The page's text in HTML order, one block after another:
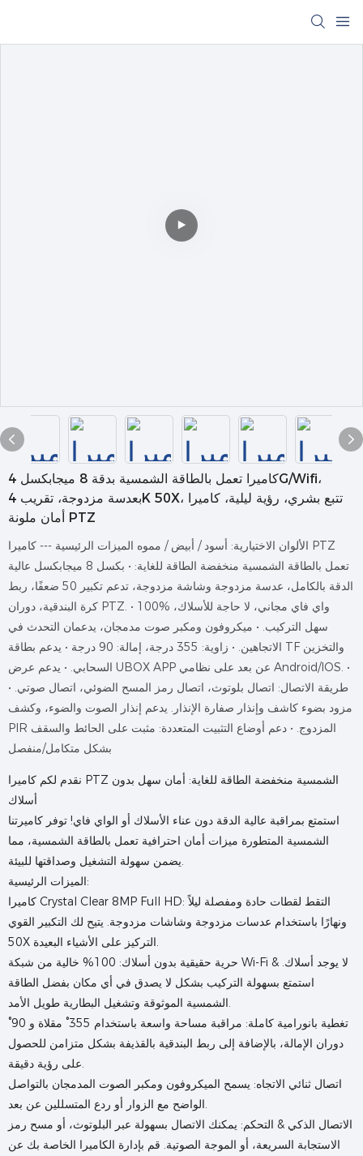
كاميرا تعمل بالطاقة الشمسية بدقة 8 ميجابكسل 4G/Wifi،
بعدسة مزدوجة، تقريب 4K 50X، تتبع بشري، رؤية ليلية، كاميرا
أمان ملونة PTZ
الألوان الاختيارية: أسود / أبيض / مموه الميزات الرئيسية --- كاميرا PTZ
تعمل بالطاقة الشمسية منخفضة الطاقة للغاية: • بكسل 8 ميجابكسل عالية
الدقة بالكامل، عدسة مزدوجة وشاشة مزدوجة، تدعم تكبير 50 ضعفًا، ربط
كرة البندقية، دوران PTZ. • 100% واي فاي مجاني، لا حاجة للأسلاك،
سهل التركيب. • ميكروفون ومكبر صوت مدمجان، يدعمان التحدث في
الاتجاهين. • زاوية: 355 درجة، إمالة: 90 درجة • يدعم بطاقة TF والتخزين
السحابي. • يدعم عرض UBOX APP عن بعد على نظامي Android/IOS. •
طريقة الاتصال: اتصال بلوتوث، اتصال رمز المسح الضوئي، اتصال صوتي. •
مزود بضوء كاشف وإنذار صفارة الإنذار. يدعم إنذار الصوت والضوء، وكشف
PIR المزدوج. • دعم أوضاع التثبيت المتعددة: مثبت على الحائط والسقف
بشكل متكامل/منفصل
نقدم لكم كاميرا PTZ الشمسية منخفضة الطاقة للغاية: أمان سهل بدون
أسلاك
استمتع بمراقبة عالية الدقة دون عناء الأسلاك أو الواي فاي! توفر كاميرتنا
الشمسية المتطورة ميزات أمان احترافية تعمل بالطاقة الشمسية، مما
يضمن سهولة التشغيل وصداقتها للبيئة.
الميزات الرئيسية:
كاميرا Crystal Clear 8MP Full HD: التقط لقطات حادة ومفصلة ليلاً
ونهارًا باستخدام عدسات مزدوجة وشاشات مزدوجة. يتيح لك التكبير القوي
50X التركيز على الأشياء البعيدة.
حرية حقيقية بدون أسلاك: 100% خالية من شبكة Wi-Fi & لا يوجد أسلاك.
استمتع بسهولة التركيب بشكل لا يصدق في أي مكان بفضل الطاقة
الشمسية الموثوقة وتشغيل البطارية طويل الأمد.
تغطية بانورامية كاملة: مراقبة مساحة واسعة باستخدام 355° مقلاة و 90°
دوران الإمالة، بالإضافة إلى ربط البندقية بالقذيفة بشكل متزامن للحصول
على رؤية دقيقة.
اتصال ثنائي الاتجاه: يسمح الميكروفون ومكبر الصوت المدمجان بالتواصل
الواضح مع الزوار أو ردع المتسللين عن بعد.
الاتصال الذكي & التحكم: يمكنك الاتصال بسهولة عبر البلوتوث، أو مسح رمز
الاستجابة السريعة، أو الموجة الصوتية. قم بإدارة الكاميرا الخاصة بك عن